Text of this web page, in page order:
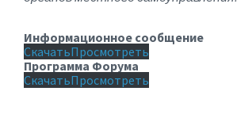
Информационное сообщение
СкачатьПросмотреть
Программа Форума
СкачатьПросмотреть